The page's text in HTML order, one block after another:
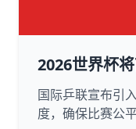
2026世界杯
国际乒联宣布引
度，确保比赛公平